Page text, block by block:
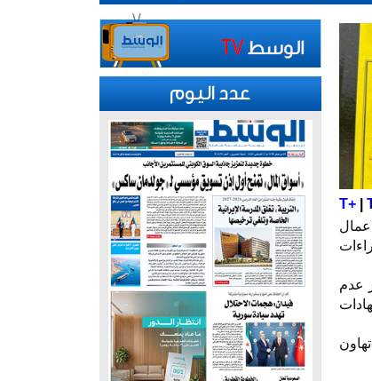
T+|
الرقابي خلال هذا الاسبوع أسفرت عن توجيه 27 انذار عدم
عدد اليوم